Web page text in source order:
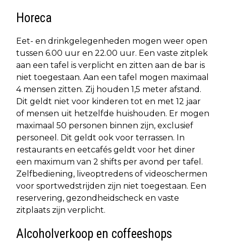
Horeca
Eet- en drinkgelegenheden mogen weer open
tussen 6.00 uur en 22.00 uur. Een vaste zitplek
aan een tafel is verplicht en zitten aan de bar is
niet toegestaan. Aan een tafel mogen maximaal
4 mensen zitten. Zij houden 1,5 meter afstand.
Dit geldt niet voor kinderen tot en met 12 jaar
of mensen uit hetzelfde huishouden. Er mogen
maximaal 50 personen binnen zijn, exclusief
personeel. Dit geldt ook voor terrassen. In
restaurants en eetcafés geldt voor het diner
een maximum van 2 shifts per avond per tafel.
Zelfbediening, liveoptredens of videoschermen
voor sportwedstrijden zijn niet toegestaan. Een
reservering, gezondheidscheck en vaste
zitplaats zijn verplicht.
Alcoholverkoop en coffeeshops